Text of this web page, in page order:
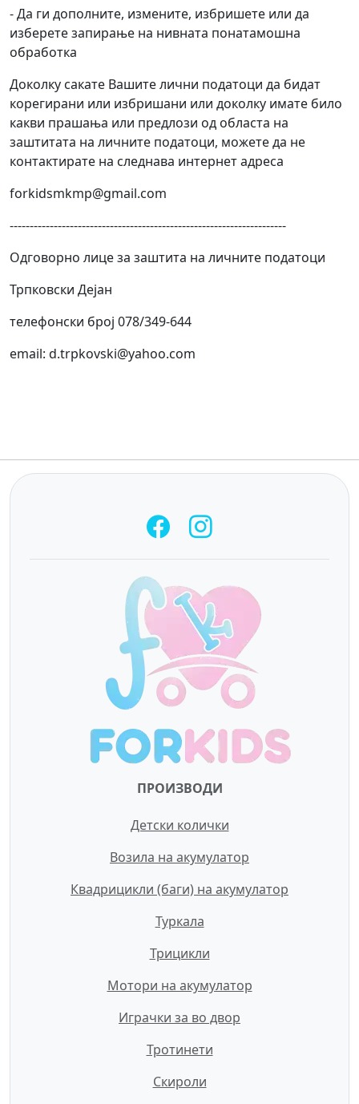
- Да ги допoлните, измените, избришете или да
изберете запирање на нивната понатамошна
обработка
Доколку сакате Вашите лични податоци да бидат
корегирани или избришани или доколку имате било
какви прашања или предлози од областа на
заштитата на личните податоци, можете да не
контактирате на следнава интернет адреса
forkidsmkmp@gmail.com
---------------------------------------------------------------------
Одговорно лице за заштита на личните податоци
Трпковски Дејан
телефонски број 078/349-644
email: d.trpkovski@yahoo.com
ПРОИЗВОДИ
Детски колички
Возила на акумулатор
Квадрицикли (баги) на акумулатор
Туркала
Трицикли
Мотори на акумулатор
Играчки за во двор
Тротинети
Скироли